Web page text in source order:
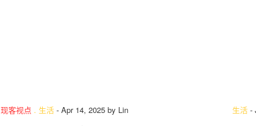
现客视点 . 生活 - Apr 14, 2025 by Lin 生活 -